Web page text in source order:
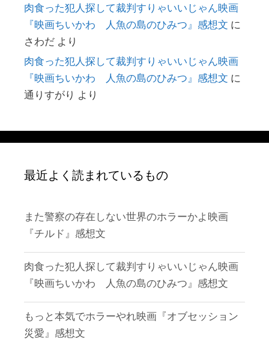
肉食った犯人探して裁判すりゃいいじゃん映画
『映画ちいかわ 人魚の島のひみつ』感想文 に
さわだ より
肉食った犯人探して裁判すりゃいいじゃん映画
『映画ちいかわ 人魚の島のひみつ』感想文 に
通りすがり より
最近よく読まれているもの
また警察の存在しない世界のホラーかよ映画
『チルド』感想文
肉食った犯人探して裁判すりゃいいじゃん映画
『映画ちいかわ 人魚の島のひみつ』感想文
もっと本気でホラーやれ映画『オブセッション
災愛』感想文